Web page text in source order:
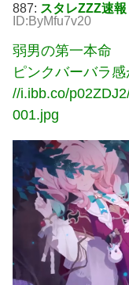
887: スタレZZZ速報
ID:ByMfu7v20
弱男の第一本命
ピンクバーバラ
//i.ibb.co/
001.jpg